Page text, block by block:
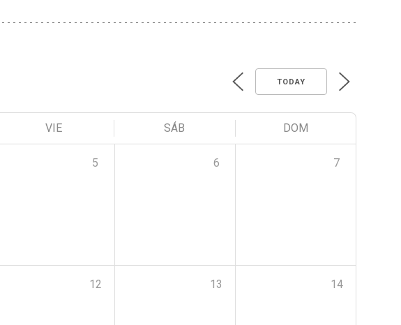
TODAY
VIE SÁB DOM
5 6 7
12 13 14